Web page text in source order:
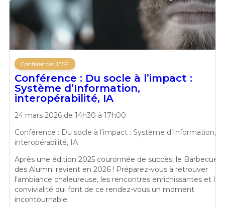
Conférences, IESF
Conférence : Du socle à l’impact :
Système d’Information,
interopérabilité, IA
24 mars 2026 de 14h30 à 17h00
Conférence : Du socle à l’impact : Système d’Information,
interopérabilité, IA
Après une édition 2025 couronnée de succès, le Barbecue
des Alumni revient en 2026 ! Préparez-vous à retrouver
l’ambiance chaleureuse, les rencontres enrichissantes et la
convivialité qui font de ce rendez-vous un moment
incontournable.